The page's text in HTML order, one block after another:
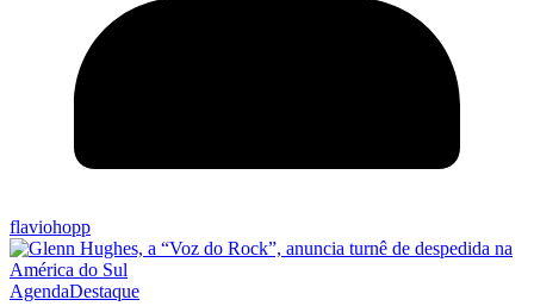
flaviohopp
AgendaDestaque